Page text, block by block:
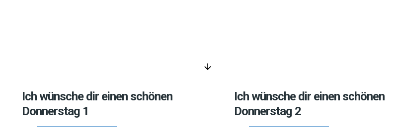
arrow_downward
Ich wünsche dir einen schönen
Donnerstag 1
Ich wünsche dir einen schönen
Donnerstag 2